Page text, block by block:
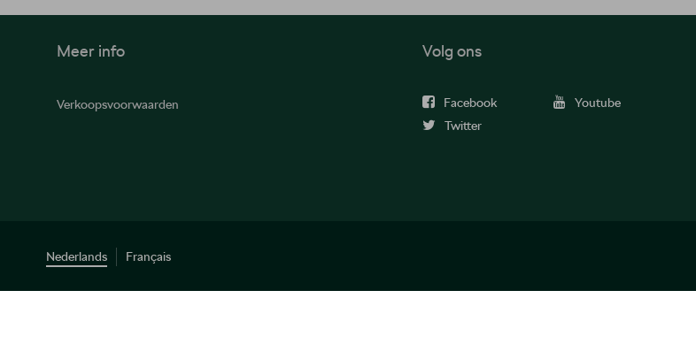
Meer info
Verkoopsvoorwaarden
Volg ons
Facebook
Youtube
Twitter
Nederlands Français